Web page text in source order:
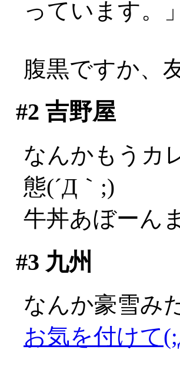
っています。」
腹黒ですか、
#2 吉野屋
なんかもうカ
態(´Д｀;)
牛丼あぼーん
#3 九州
なんか豪雪み
お気を付けて